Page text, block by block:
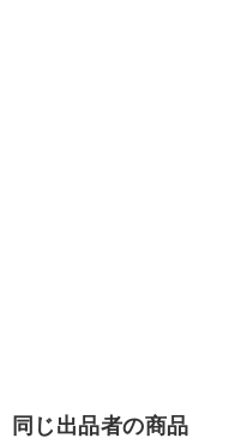
同じ出品者の商品